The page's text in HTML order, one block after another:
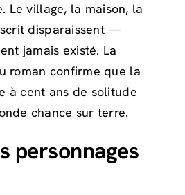
Le village, la maison, la
disparaissent —
jamais existé. La
roman confirme que la
à cent ans de solitude
chance sur terre.
personnages